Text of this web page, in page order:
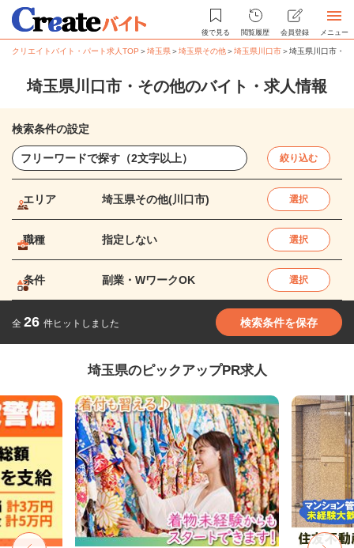
後で見る 閲覧履歴 会員登録 メニュー
クリエイトバイト・パート求人TOP ＞埼玉県＞埼玉県その他＞埼玉県川口市＞埼玉県川口市・
埼玉県川口市・その他のバイト・求人情報
検索条件の設定
絞り込む
エリア 埼玉県その他(川口市) 選択
職種 指定しない 選択
条件 副業・WワークOK 選択
全 26 件ヒットしました 検索条件を保存
埼玉県のピックアップPR求人